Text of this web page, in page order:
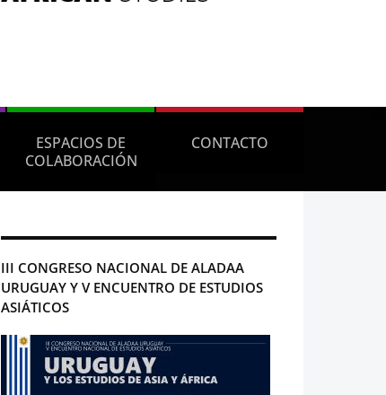
ESPACIOS DE
COLABORACIÓN
CONTACTO
III CONGRESO NACIONAL DE ALADAA
URUGUAY Y V ENCUENTRO DE ESTUDIOS
ASIÁTICOS